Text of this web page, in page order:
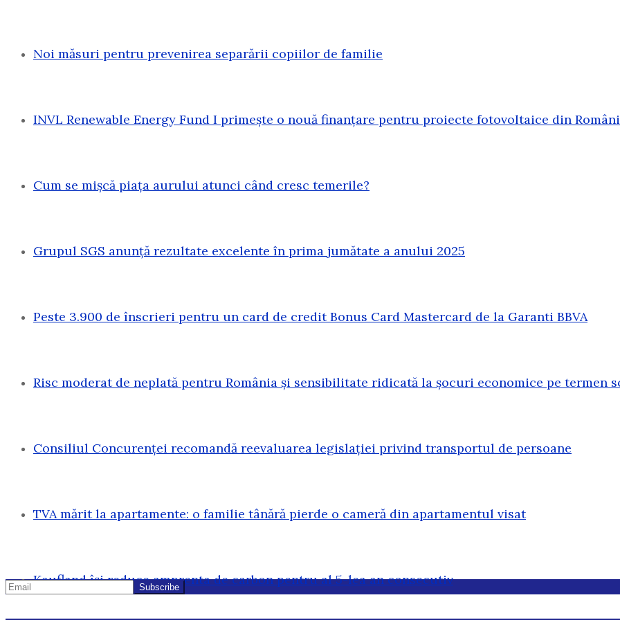
Noi măsuri pentru prevenirea separării copiilor de familie
INVL Renewable Energy Fund I primește o nouă finanțare pentru proiecte fotovoltaice din
Cum se mișcă piața aurului atunci când cresc temerile?
Grupul SGS anunță rezultate excelente în prima jumătate a anului 2025
Peste 3.900 de înscrieri pentru un card de credit Bonus Card Mastercard de la Garanti BBVA
Risc moderat de neplată pentru România și sensibilitate ridicată la șocuri economice pe termen
Consiliul Concurenței recomandă reevaluarea legislației privind transportul de persoane
TVA mărit la apartamente: o familie tânără pierde o cameră din apartamentul visat
Kaufland își reduce amprenta de carbon pentru al 5-lea an consecutiv